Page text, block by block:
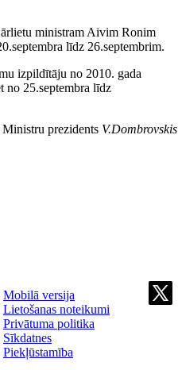
ministram Aivim Ronim
līdz 26.septembrim.
izpildītāju no 2010. gada
no 25.septembra līdz
Ministru prezidents V.Dombrovskis
Mobilā versija
Lietošanas noteikumi
Privātuma politika
Sīkdatnes
Piekļūstamība